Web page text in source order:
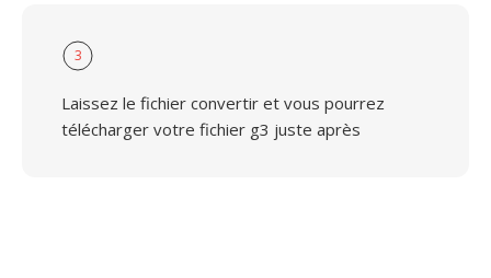
3
Laissez le fichier convertir et vous pourrez
télécharger votre fichier g3 juste après